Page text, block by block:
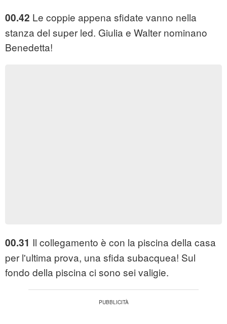
00.42 Le coppie appena sfidate vanno nella
stanza del super led. Giulia e Walter nominano
Benedetta!
00.31 Il collegamento è con la piscina della casa
per l'ultima prova, una sfida subacquea! Sul
fondo della piscina ci sono sei valigie.